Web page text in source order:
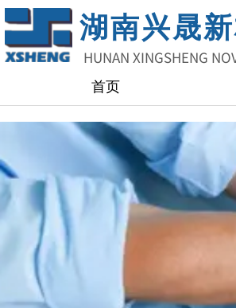
湖南兴晟
HUNAN XINGSHENG
首页